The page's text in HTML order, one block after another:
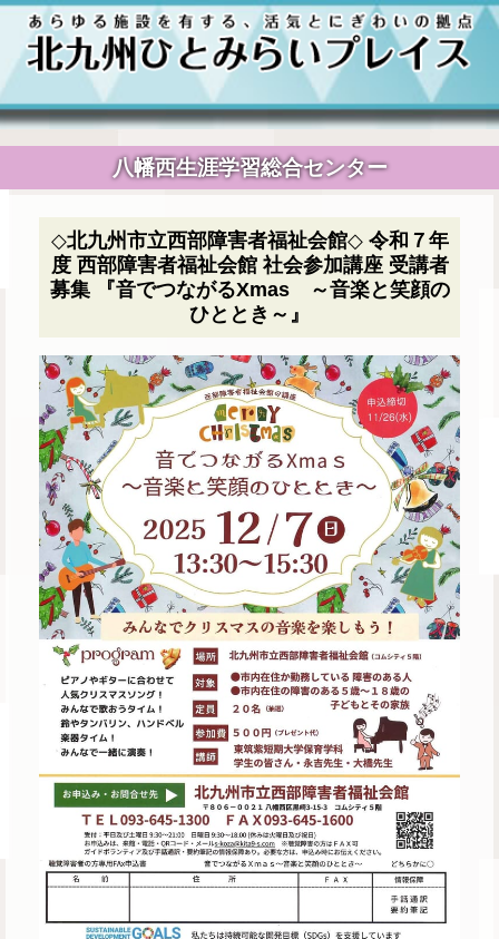
八幡西生涯学習総合センター
◇北九州市立西部障害者福祉会館◇ 令和７年
度 西部障害者福祉会館 社会参加講座 受講者
募集 『音でつながるXmas ～音楽と笑顔の
ひととき～』